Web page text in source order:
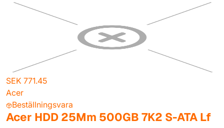
SEK 771.45
Acer
Beställningsvara
Acer HDD 25Mm 500GB 7K2 S-ATA Lf